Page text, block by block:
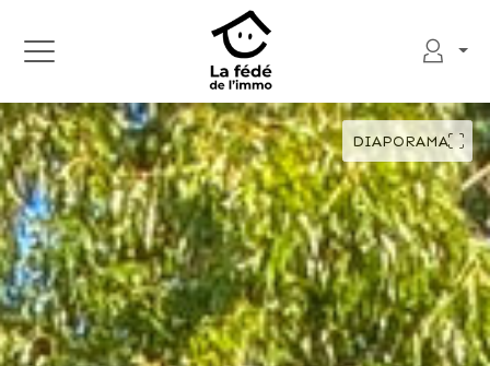
DIAPORAMA